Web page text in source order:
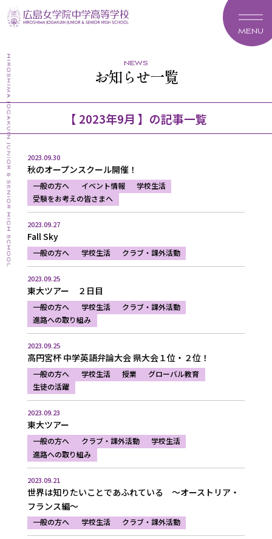
MENU
news
お知らせ一覧
【 2023年9月 】の記事一覧
2023.09.30
秋のオープンスクール開催！
一般の方へ イベント情報
学校生活
受験をお考えの皆さまへ
2023.09.27
Fall Sky
一般の方へ 学校生活 クラブ・課外活動
2023.09.25
東大ツアー ２日目
一般の方へ 学校生活
クラブ・課外活動
進路への取り組み
2023.09.25
高円宮杯 中学英語弁論大会 県大会１位・２位！
一般の方へ 学校生活 授業
グローバル教育
生徒の活躍
2023.09.23
東大ツアー
一般の方へ クラブ・課外活動
学校生活
進路への取り組み
2023.09.21
世界は知りたいことであふれている ～オーストリア・
フランス編～
一般の方へ 学校生活 クラブ・課外活動